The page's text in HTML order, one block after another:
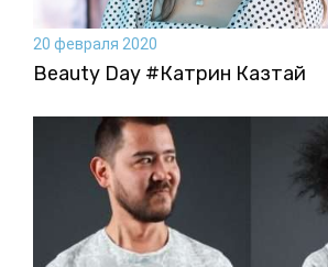
20 февраля 2020
Beauty Day #Катрин Казтай